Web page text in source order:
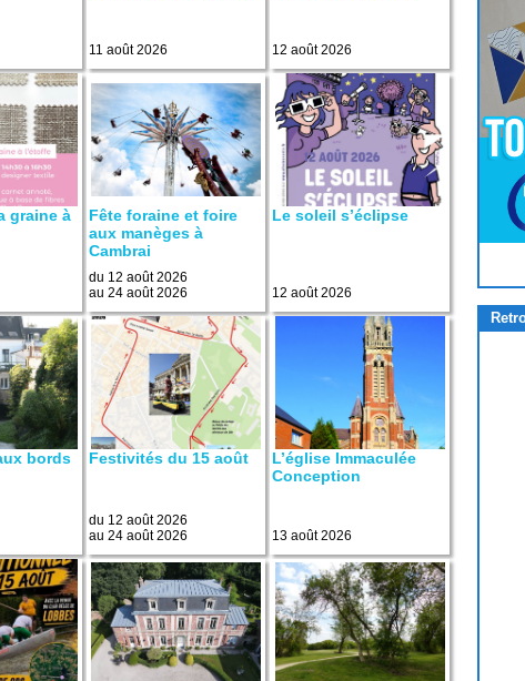
11 août 2026 12 août 2026
graine à
Fête foraine et foire
aux manèges à
Cambrai
du 12 août 2026
au 24 août 2026
Le soleil s’éclipse
12 août 2026
bords
Festivités du 15 août
du 12 août 2026
au 24 août 2026
L’église Immaculée
Conception
13 août 2026